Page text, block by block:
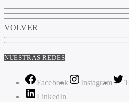
VOLVER
NUESTRAS REDES
Facebook Instagram
LinkedIn